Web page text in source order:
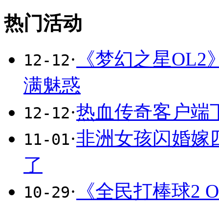
热门活动
12-12· 《梦幻之星
满魅惑
12-12·热血传奇客户端
11-01·非洲女孩闪婚嫁
了
10-29· 《全民打棒球2